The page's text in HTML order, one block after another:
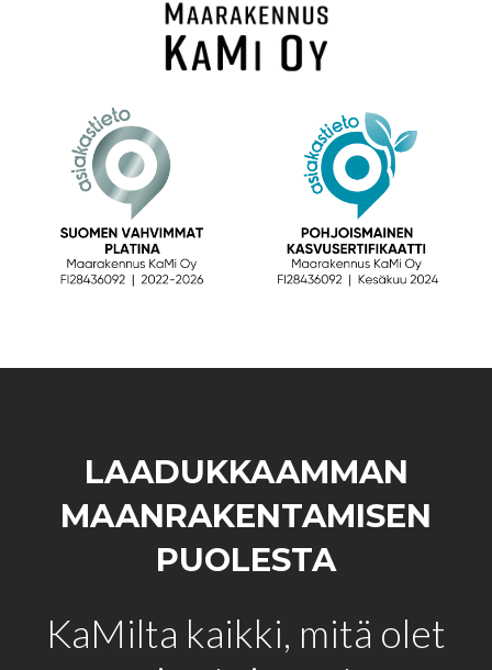
LAADUKKAAMMAN
MAANRAKENTAMISEN
PUOLESTA
KaMilta kaikki, mitä olet